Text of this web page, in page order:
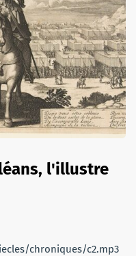
l'illustre
chroniques/c2.mp3